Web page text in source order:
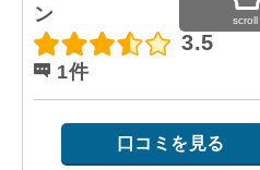
ン
3.5
1件
口コミを見る
scroll